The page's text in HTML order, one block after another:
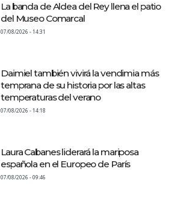
La banda de Aldea del Rey llena el patio
del Museo Comarcal
07/08/2026 - 14:31
Daimiel también vivirá la vendimia más
temprana de su historia por las altas
temperaturas del verano
07/08/2026 - 14:18
Laura Cabanes liderará la mariposa
española en el Europeo de París
07/08/2026 - 09:46